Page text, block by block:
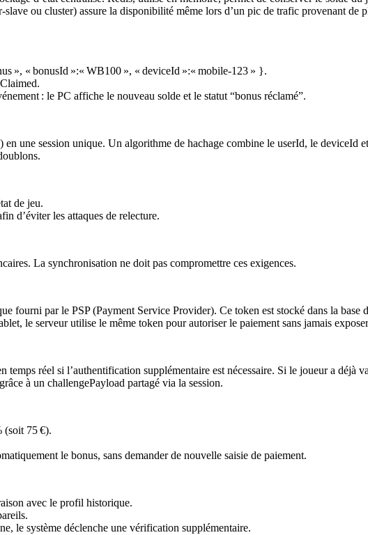
ou cluster) assure la disponibilité même lors d’un pic de trafic provenant de
», « bonusId »:« WB100 », « deviceId »:« mobile-123 » }.
.
: le PC affiche le nouveau solde et le statut “bonus réclamé”.
une session unique. Un algorithme de hachage combine le userId, le deviceId
de jeu.
d’éviter les attaques de relecture.
La synchronisation ne doit pas compromettre ces exigences.
fourni par le PSP (Payment Service Provider). Ce token est stocké dans la base
le serveur utilise le même token pour autoriser le paiement sans jamais
réel si l’authentification supplémentaire est nécessaire. Si le joueur a déjà
à un challengePayload partagé via la session.
(soit 75 €).
le bonus, sans demander de nouvelle saisie de paiement.
avec le profil historique.
le système déclenche une vérification supplémentaire.